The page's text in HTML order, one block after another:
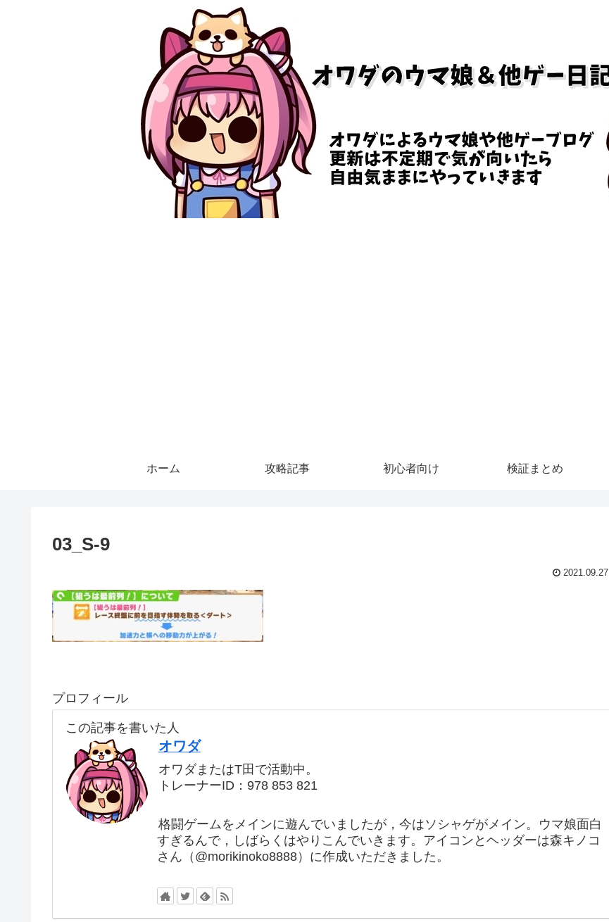
ホーム 攻略記事 初心者向け 検証まとめ
03_S-9
2021.09.27
プロフィール
この記事を書いた人
オワダ
オワダまたはT田で活動中。
トレーナーID：978 853 821
格闘ゲームをメインに遊んでいましたが，今はソシャゲがメイン。ウマ娘面白
すぎるんで，しばらくはやりこんでいきます。アイコンとヘッダーは森キノコ
さん（@morikinoko8888）に作成いただきました。